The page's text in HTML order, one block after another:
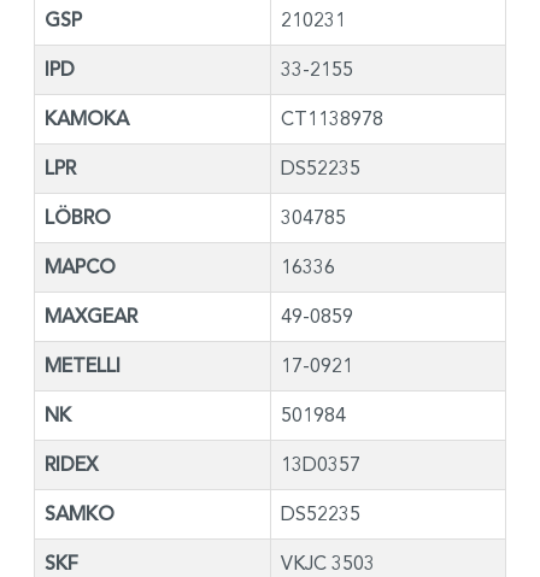
GSP 210231
IPD 33-2155
KAMOKA CT1138978
LPR DS52235
LÖBRO 304785
MAPCO 16336
MAXGEAR 49-0859
METELLI 17-0921
NK 501984
RIDEX 13D0357
SAMKO DS52235
SKF VKJC 3503